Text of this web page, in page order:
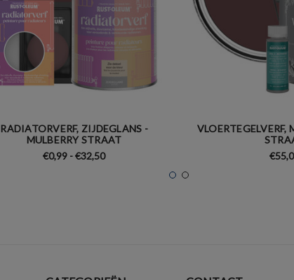
RADIATORVERF, ZIJDEGLANS -
MULBERRY STRAAT
€0,99 - €32,50
VLOERTEGELVERF,